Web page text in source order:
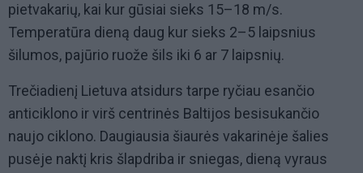
pietvakarių, kai kur gūsiai sieks 15–18 m/s.
Temperatūra dieną daug kur sieks 2–5 laipsnius
šilumos, pajūrio ruože šils iki 6 ar 7 laipsnių.
Trečiadienį Lietuva atsidurs tarpe ryčiau esančio
anticiklono ir virš centrinės Baltijos besisukančio
naujo ciklono. Daugiausia šiaurės vakarinėje šalies
pusėje naktį kris šlapdriba ir sniegas, dieną vyraus